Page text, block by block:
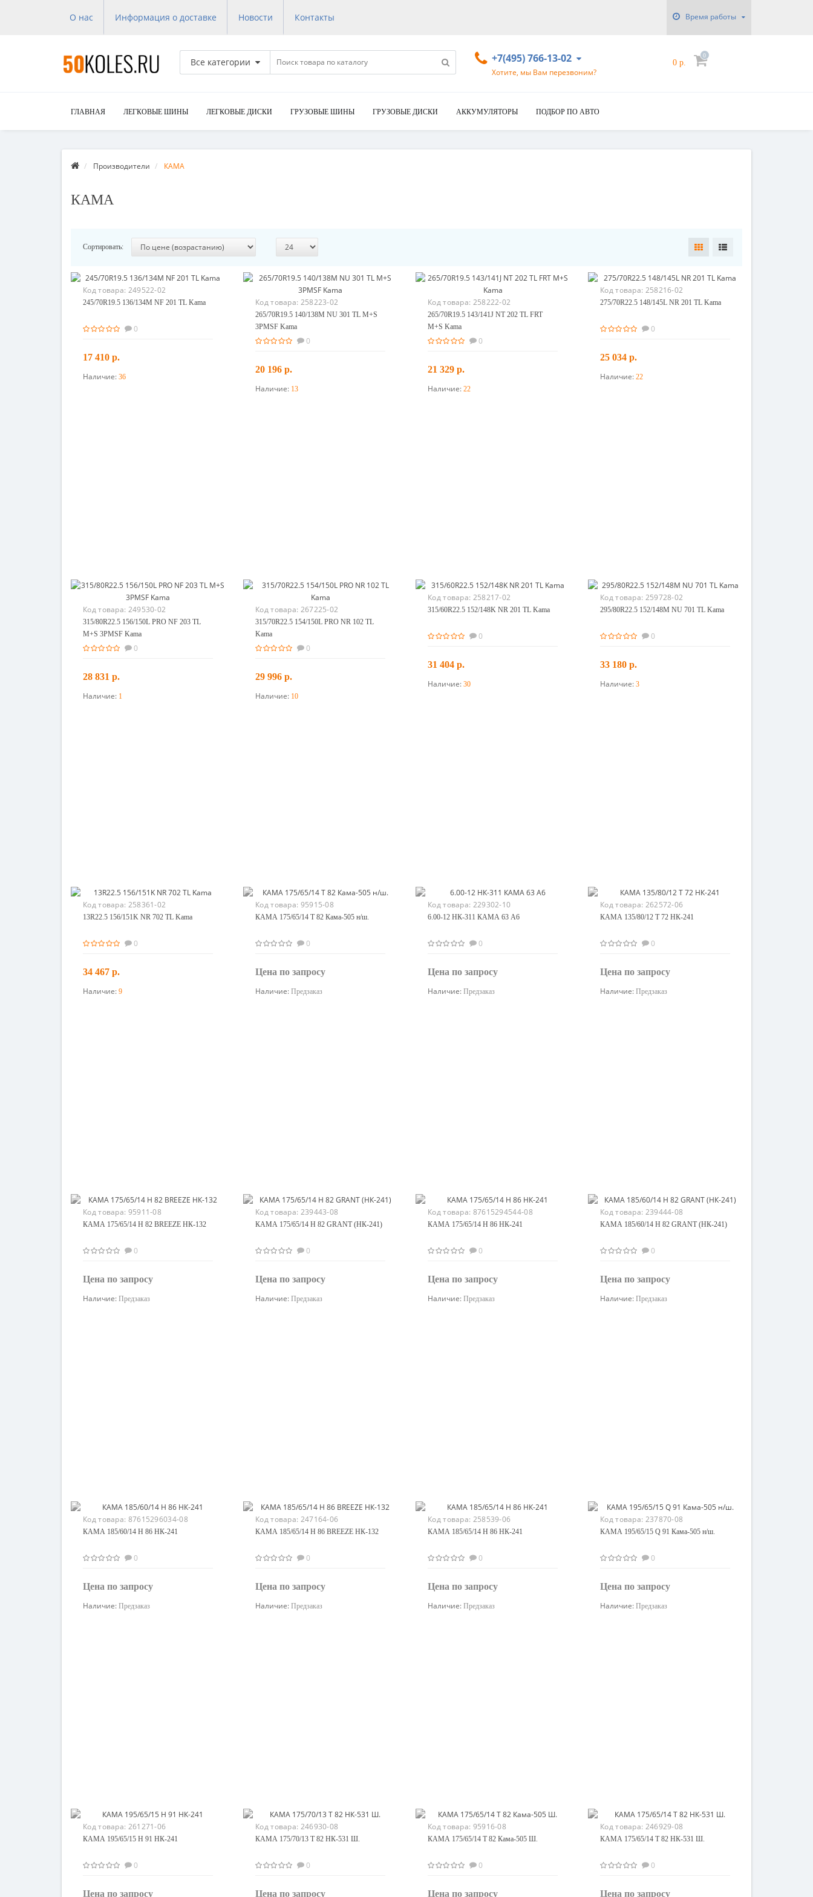
О нас Информация о доставке Новости Контакты Время работы
Все категории +7(495) 766-13-02
Хотите, мы Вам перезвоним?
0 р.
0
ГЛАВНАЯ ЛЕГКОВЫЕ ШИНЫ ЛЕГКОВЫЕ ДИСКИ ГРУЗОВЫЕ ШИНЫ ГРУЗОВЫЕ ДИСКИ АККУМУЛЯТОРЫ ПОДБОР ПО АВТО
Производители КАМА
КАМА
Сортировать:
Код товара: 249522-02
245/70R19.5 136/134M NF 201 TL Kama
0
17 410 р.
В корзину
Наличие: 36
Код товара: 258223-02
265/70R19.5 140/138M NU 301 TL M+S
3PMSF Kama
0
20 196 р.
В корзину
Наличие: 13
Код товара: 258222-02
265/70R19.5 143/141J NT 202 TL FRT
M+S Kama
0
21 329 р.
В корзину
Наличие: 22
Код товара: 258216-02
275/70R22.5 148/145L NR 201 TL Kama
0
25 034 р.
В корзину
Наличие: 22
Код товара: 249530-02
315/80R22.5 156/150L PRO NF 203 TL
M+S 3PMSF Kama
0
28 831 р.
В корзину
Наличие: 1
Код товара: 267225-02
315/70R22.5 154/150L PRO NR 102 TL
Kama
0
29 996 р.
В корзину
Наличие: 10
Код товара: 258217-02
315/60R22.5 152/148K NR 201 TL Kama
0
31 404 р.
В корзину
Наличие: 30
Код товара: 259728-02
295/80R22.5 152/148M NU 701 TL Kama
0
33 180 р.
В корзину
Наличие: 3
Код товара: 258361-02
13R22.5 156/151K NR 702 TL Kama
0
34 467 р.
В корзину
Наличие: 9
Код товара: 95915-08
КАМА 175/65/14 T 82 Кама-505 н/ш.
0
Цена по запросу
Узнать цену
Наличие: Предзаказ
Код товара: 229302-10
6.00-12 НК-311 КАМА 63 A6
0
Цена по запросу
Узнать цену
Наличие: Предзаказ
Код товара: 262572-06
КАМА 135/80/12 T 72 НК-241
0
Цена по запросу
Узнать цену
Наличие: Предзаказ
Код товара: 95911-08
КАМА 175/65/14 H 82 BREEZE НК-132
0
Цена по запросу
Узнать цену
Наличие: Предзаказ
Код товара: 239443-08
КАМА 175/65/14 H 82 GRANT (НК-241)
0
Цена по запросу
Узнать цену
Наличие: Предзаказ
Код товара: 87615294544-08
КАМА 175/65/14 H 86 НК-241
0
Цена по запросу
Узнать цену
Наличие: Предзаказ
Код товара: 239444-08
КАМА 185/60/14 H 82 GRANT (НК-241)
0
Цена по запросу
Узнать цену
Наличие: Предзаказ
Код товара: 87615296034-08
КАМА 185/60/14 H 86 НК-241
0
Цена по запросу
Узнать цену
Наличие: Предзаказ
Код товара: 247164-06
КАМА 185/65/14 H 86 BREEZE НК-132
0
Цена по запросу
Узнать цену
Наличие: Предзаказ
Код товара: 258539-06
КАМА 185/65/14 H 86 НК-241
0
Цена по запросу
Узнать цену
Наличие: Предзаказ
Код товара: 237870-08
КАМА 195/65/15 Q 91 Кама-505 н/ш.
0
Цена по запросу
Узнать цену
Наличие: Предзаказ
Код товара: 261271-06
КАМА 195/65/15 H 91 НК-241
0
Цена по запросу
Код товара: 246930-08
КАМА 175/70/13 T 82 НК-531 Ш.
0
Цена по запросу
Код товара: 95916-08
КАМА 175/65/14 T 82 Кама-505 Ш.
0
Цена по запросу
Код товара: 246929-08
КАМА 175/65/14 T 82 НК-531 Ш.
0
Цена по запросу